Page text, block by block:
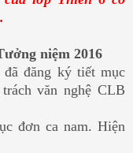
niệm 2016
đăng ký tiết mục
văn nghệ CLB
đơn ca nam. Hiện